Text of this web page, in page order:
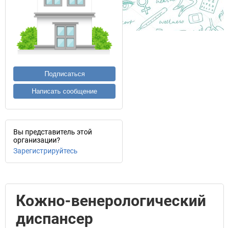
Подписаться
Написать сообщение
Вы представитель этой
организации?
Зарегистрируйтесь
Кожно-венерологический
диспансер